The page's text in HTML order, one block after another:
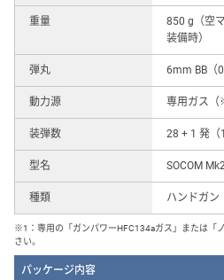
重量
850 g（空
装備時）
弾丸 6mm BB（
動力源 専用ガス（
装弾数 28 + 1 発（
型名 SOCOM
種類 ハンドガン
※1：専用の「ガンパワーHFC134aガス」または「
さい。
パッケージ内容